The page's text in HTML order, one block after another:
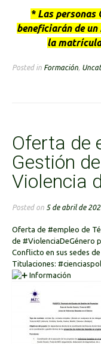
* Las personas
beneficiarán de un
la matrícula
Posted in Formación,
Oferta de
Gestión
Violencia
Posted on 5 de abril de
Oferta de #empleo de
de #ViolenciaDeGénero
Conflicto en sus sedes de
Titulaciones:
Información